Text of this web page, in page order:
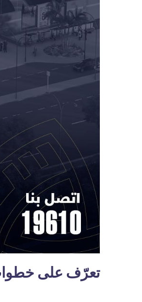
تعرّف على خطوات